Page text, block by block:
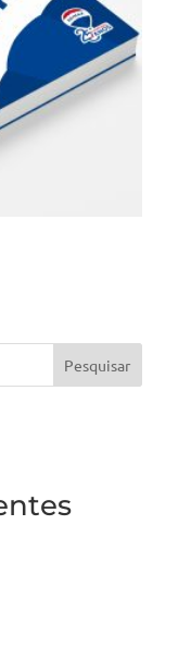
Pesquisar